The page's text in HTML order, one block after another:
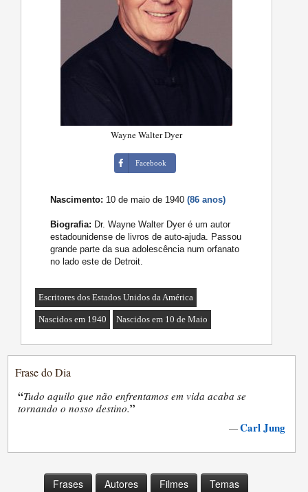
Wayne Walter Dyer
Facebook
Nascimento: 10 de maio de 1940(86 anos)
Biografia: Dr. Wayne Walter Dyer é um autor
estadounidense de livros de auto-ajuda. Passou
grande parte da sua adolescência num orfanato
no lado este de Detroit.
Escritores dos Estados Unidos da América
Nascidos em 1940 Nascidos em 10 de Maio
Frase do Dia
“Tudo aquilo que não enfrentamos em vida acaba se
tornando o nosso destino.”
—Carl Jung
Frases Autores Filmes Temas